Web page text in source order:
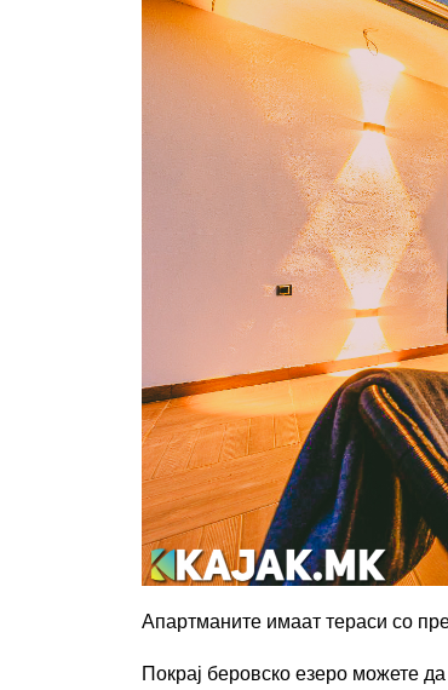
Апартманите имаат тераси со
Покрај беровско езеро можете